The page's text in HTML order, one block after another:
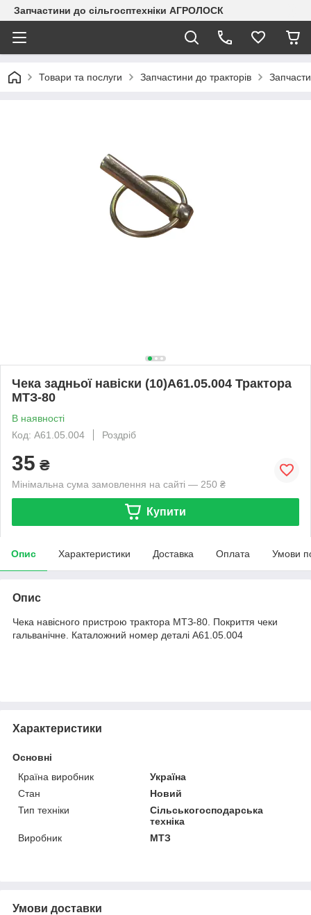
Запчастини до сільгосптехніки АГРОЛОСК
Товари та послуги Запчастини до тракторів
Чека задньої навіски (10)А61.05.004 Трактора
МТЗ-80
В наявності
Код: А61.05.004
Роздріб
35 ₴
Мінімальна сума замовлення на сайті — 250 ₴
Купити
Опис Характеристики Доставка Оплата Умови
Опис
Чека навісного пристрою трактора МТЗ-80. Покриття чеки
гальванічне. Каталожний номер деталі А61.05.004
Характеристики
Основні
Країна виробник
Україна
Стан
Новий
Тип техніки
Сільськогосподарська
техніка
Виробник
МТЗ
Умови доставки